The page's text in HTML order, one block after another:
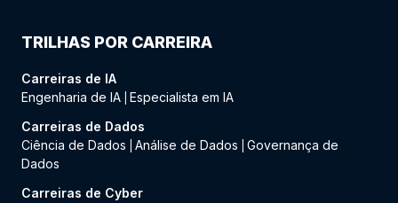
TRILHAS POR CARREIRA
Carreiras de IA
Engenharia de IA Especialista em IA
Carreiras de Dados
Ciência de Dados
Análise de Dados
Governança de
Dados
Carreiras de Cyber